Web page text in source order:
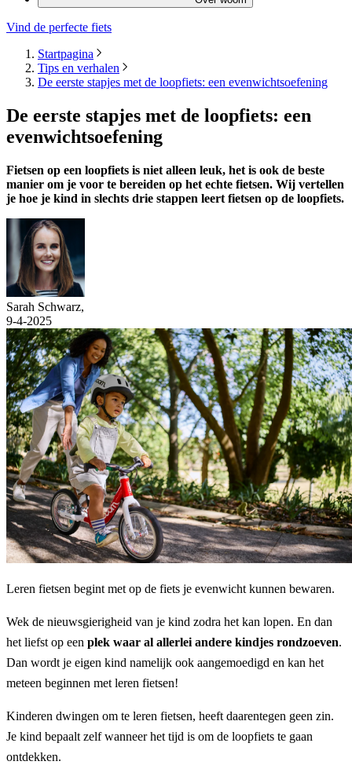
Vind de perfecte fiets
Startpagina
Tips en verhalen
De eerste stapjes met de loopfiets: een evenwichtsoefening
De eerste stapjes met de loopfiets: een
evenwichtsoefening
Fietsen op een loopfiets is niet alleen leuk, het is ook de beste
manier om je voor te bereiden op het echte fietsen. Wij vertellen
je hoe je kind in slechts drie stappen leert fietsen op de loopfiets.
Sarah Schwarz,
9-4-2025
Leren fietsen begint met op de fiets je evenwicht kunnen bewaren.
Wek de nieuwsgierigheid van je kind zodra het kan lopen. En dan
het liefst op een plek waar al allerlei andere kindjes rondzoeven.
Dan wordt je eigen kind namelijk ook aangemoedigd en kan het
meteen beginnen met leren fietsen!
Kinderen dwingen om te leren fietsen, heeft daarentegen geen zin.
Je kind bepaalt zelf wanneer het tijd is om de loopfiets te gaan
ontdekken.